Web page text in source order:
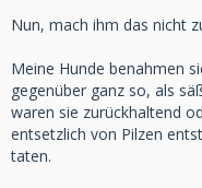
Nun, mach ihm das nicht
Meine Hunde benahmen
gegenüber ganz so, als
waren sie zurückhaltend
entsetzlich von Pilzen
taten.